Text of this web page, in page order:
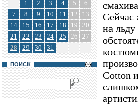
1 2 3 4 5
6
7
8 9 10 11 12
13
14
15 16 17 18 19 20
21
22 23 24 25 26 27
28
29 30 31
ПОИСК
Сейчас
на
Cotton